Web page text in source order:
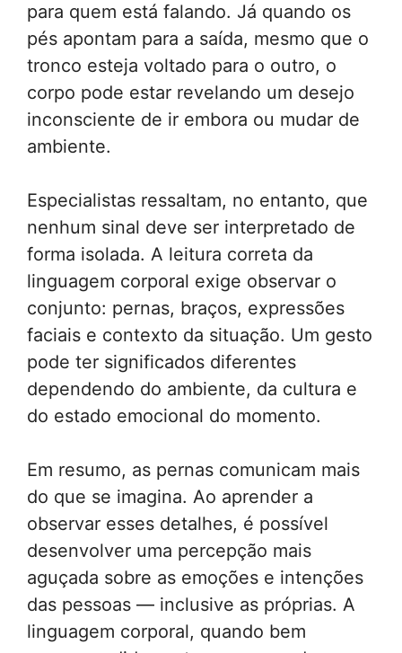
para quem está falando. Já quando os
pés apontam para a saída, mesmo que o
tronco esteja voltado para o outro, o
corpo pode estar revelando um desejo
inconsciente de ir embora ou mudar de
ambiente.
Especialistas ressaltam, no entanto, que
nenhum sinal deve ser interpretado de
forma isolada. A leitura correta da
linguagem corporal exige observar o
conjunto: pernas, braços, expressões
faciais e contexto da situação. Um gesto
pode ter significados diferentes
dependendo do ambiente, da cultura e
do estado emocional do momento.
Em resumo, as pernas comunicam mais
do que se imagina. Ao aprender a
observar esses detalhes, é possível
desenvolver uma percepção mais
aguçada sobre as emoções e intenções
das pessoas — inclusive as próprias. A
linguagem corporal, quando bem